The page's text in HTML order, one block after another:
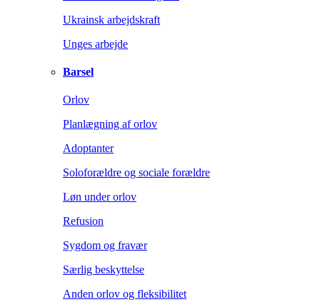
Ukrainsk arbejdskraft
Unges arbejde
Barsel
Orlov
Planlægning af orlov
Adoptanter
Soloforældre og sociale forældre
Løn under orlov
Refusion
Sygdom og fravær
Særlig beskyttelse
Anden orlov og fleksibilitet